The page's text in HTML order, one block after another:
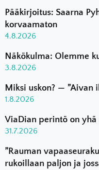
Pääkirjoitus: Saarna
korvaamaton
4.8.2026
Näkökulma: Olemme
3.8.2026
Miksi uskon? — ”Aivan
1.8.2026
ViaDian perintö on yhä
31.7.2026
”Rauman
rukoillaan paljon ja